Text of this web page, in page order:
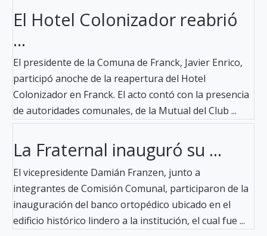
El Hotel Colonizador reabrió
...
El presidente de la Comuna de Franck, Javier Enrico,
participó anoche de la reapertura del Hotel
Colonizador en Franck. El acto contó con la presencia
de autoridades comunales, de la Mutual del Club ...
La Fraternal inauguró su ...
El vicepresidente Damián Franzen, junto a
integrantes de Comisión Comunal, participaron de la
inauguración del banco ortopédico ubicado en el
edificio histórico lindero a la institución, el cual fue ...